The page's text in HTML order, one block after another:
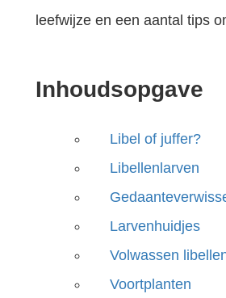
leefwijze en een aantal tips
Inhoudsopgave
Libel of juffer?
Libellenlarven
Larvenhuidjes
Volwassen
Voortplanten